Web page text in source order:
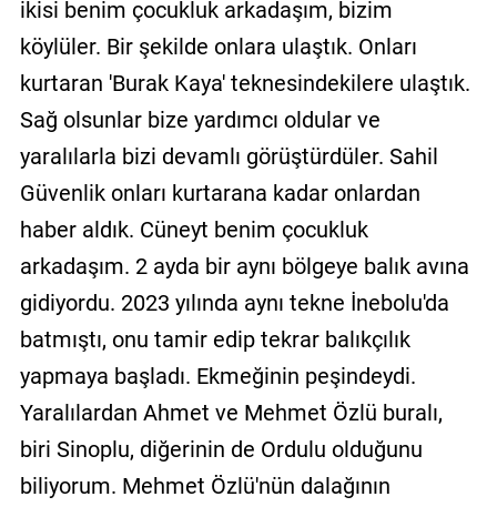
ikisi benim çocukluk arkadaşım, bizim
köylüler. Bir şekilde onlara ulaştık. Onları
kurtaran 'Burak Kaya' teknesindekilere ulaştık.
Sağ olsunlar bize yardımcı oldular ve
yaralılarla bizi devamlı görüştürdüler. Sahil
Güvenlik onları kurtarana kadar onlardan
haber aldık. Cüneyt benim çocukluk
arkadaşım. 2 ayda bir aynı bölgeye balık avına
gidiyordu. 2023 yılında aynı tekne İnebolu'da
batmıştı, onu tamir edip tekrar balıkçılık
yapmaya başladı. Ekmeğinin peşindeydi.
Yaralılardan Ahmet ve Mehmet Özlü buralı,
biri Sinoplu, diğerinin de Ordulu olduğunu
biliyorum. Mehmet Özlü'nün dalağının